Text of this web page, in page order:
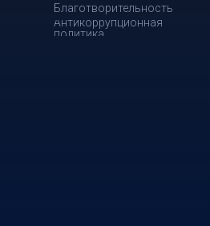
Благотворительность
Антикоррупционная
политика